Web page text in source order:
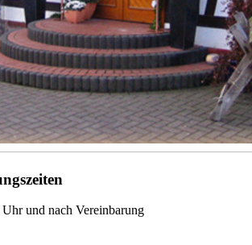
und nach Vereinbarung